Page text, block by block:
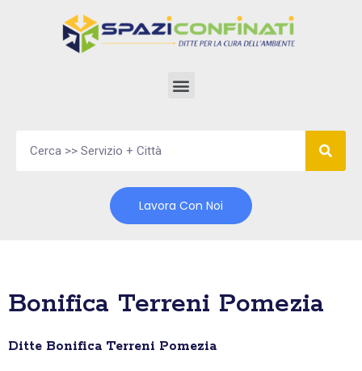
Lavora Con Noi
Bonifica Terreni Pomezia
Ditte Bonifica Terreni Pomezia